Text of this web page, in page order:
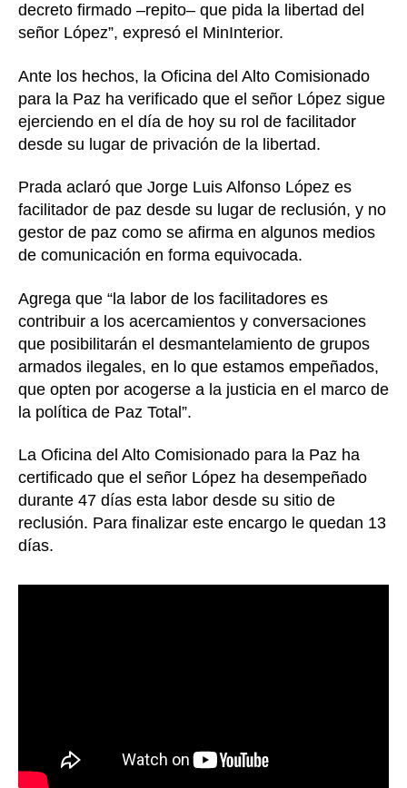
decreto firmado –repito– que pida la libertad del
señor López”, expresó el MinInterior.
Ante los hechos, la Oficina del Alto Comisionado
para la Paz ha verificado que el señor López sigue
ejerciendo en el día de hoy su rol de facilitador
desde su lugar de privación de la libertad.
Prada aclaró que Jorge Luis Alfonso López es
facilitador de paz desde su lugar de reclusión, y no
gestor de paz como se afirma en algunos medios
de comunicación en forma equivocada.
Agrega que “la labor de los facilitadores es
contribuir a los acercamientos y conversaciones
que posibilitarán el desmantelamiento de grupos
armados ilegales, en lo que estamos empeñados,
que opten por acogerse a la justicia en el marco de
la política de Paz Total”.
La Oficina del Alto Comisionado para la Paz ha
certificado que el señor López ha desempeñado
durante 47 días esta labor desde su sitio de
reclusión. Para finalizar este encargo le quedan 13
días.